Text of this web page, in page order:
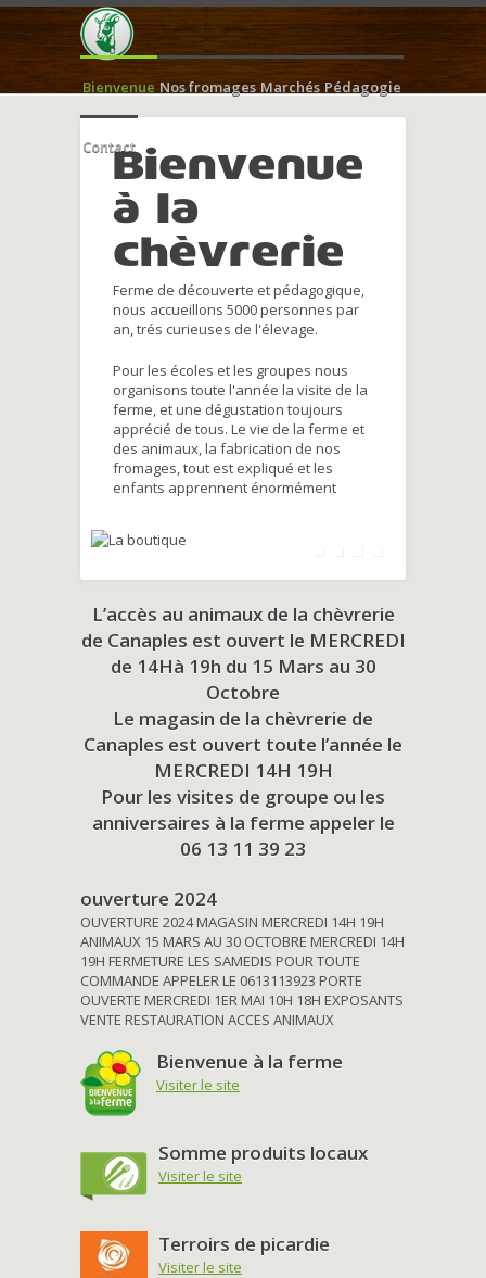
Bienvenue Nos fromages Marchés Pédagogie
ContactBienvenue
à la
chèvrerie
Ferme de découverte et pédagogique,
nous accueillons 5000 personnes par
an, trés curieuses de l'élevage.
Pour les écoles et les groupes nous
organisons toute l'année la visite de la
ferme, et une dégustation toujours
apprécié de tous. Le vie de la ferme et
des animaux, la fabrication de nos
fromages, tout est expliqué et les
enfants apprennent énormément
L’accès au animaux de la chèvrerie
de Canaples est ouvert le MERCREDI
de 14Hà 19h du 15 Mars au 30
Octobre
Le magasin de la chèvrerie de
Canaples est ouvert toute l’année le
MERCREDI 14H 19H
Pour les visites de groupe ou les
anniversaires à la ferme appeler le
06 13 11 39 23
ouverture 2024
OUVERTURE 2024 MAGASIN MERCREDI 14H 19H
ANIMAUX 15 MARS AU 30 OCTOBRE MERCREDI 14H
19H FERMETURE LES SAMEDIS POUR TOUTE
COMMANDE APPELER LE 0613113923 PORTE
OUVERTE MERCREDI 1ER MAI 10H 18H EXPOSANTS
VENTE RESTAURATION ACCES ANIMAUX
Bienvenue à la ferme
Visiter le site
Somme produits locaux
Visiter le site
Terroirs de picardie
Visiter le site